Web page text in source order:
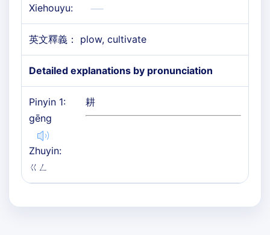
Xiehouyu:
英文釋義： plow, cultivate
Detailed explanations by pronunciation
Pinyin 1:
gēng
Zhuyin:
ㄍㄥ
耕